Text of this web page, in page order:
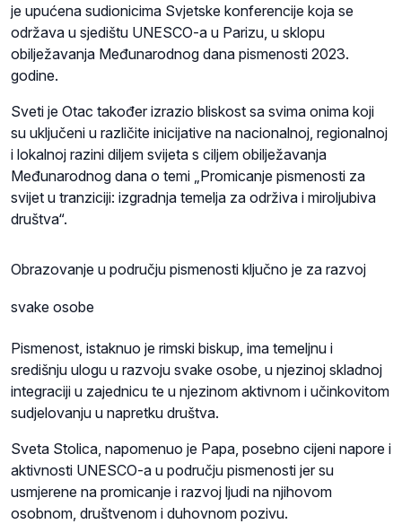
je upućena sudionicima Svjetske konferencije koja se
održava u sjedištu UNESCO-a u Parizu, u sklopu
obilježavanja Međunarodnog dana pismenosti 2023.
godine.
Sveti je Otac također izrazio bliskost sa svima onima koji
su uključeni u različite inicijative na nacionalnoj, regionalnoj
i lokalnoj razini diljem svijeta s ciljem obilježavanja
Međunarodnog dana o temi „Promicanje pismenosti za
svijet u tranziciji: izgradnja temelja za održiva i miroljubiva
društva“.
Obrazovanje u području pismenosti ključno je za razvoj
svake osobe
Pismenost, istaknuo je rimski biskup, ima temeljnu i
središnju ulogu u razvoju svake osobe, u njezinoj skladnoj
integraciji u zajednicu te u njezinom aktivnom i učinkovitom
sudjelovanju u napretku društva.
Sveta Stolica, napomenuo je Papa, posebno cijeni napore i
aktivnosti UNESCO-a u području pismenosti jer su
usmjerene na promicanje i razvoj ljudi na njihovom
osobnom, društvenom i duhovnom pozivu.